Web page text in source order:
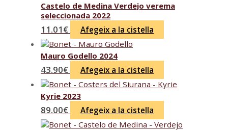
Castelo de Medina Verdejo verema
seleccionada 2022
11.01€ Afegeix a la cistella
Mauro Godello 2024
43.90€ Afegeix a la cistella
Kyrie 2023
89.00€ Afegeix a la cistella